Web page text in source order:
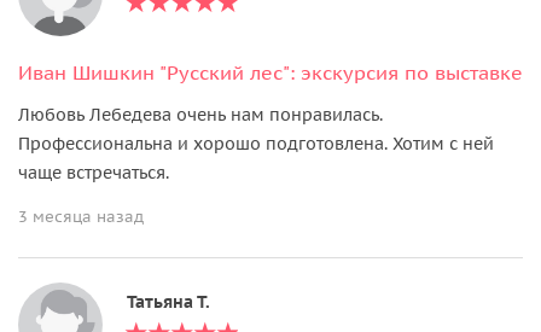
Иван Шишкин "Русский лес": экскурсия по выставке
Любовь Лебедева очень нам понравилась.
Профессиональна и хорошо подготовлена. Хотим с ней
чаще встречаться.
3 месяца назад
Татьяна Т.